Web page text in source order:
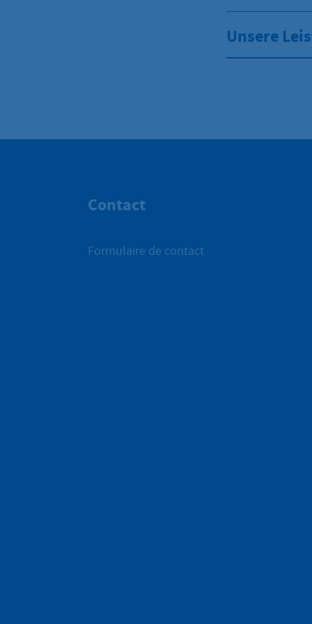
Unsere
Contact
Formulaire de contact